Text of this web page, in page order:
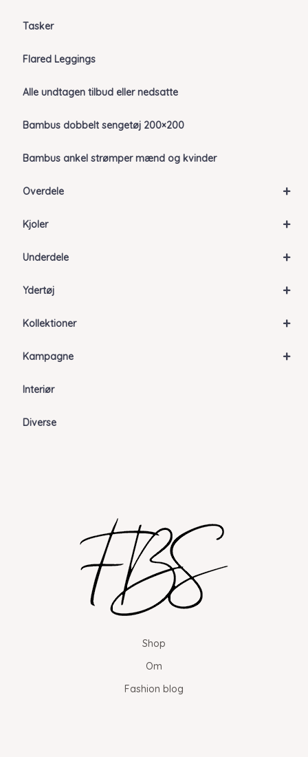
Tasker
Flared Leggings
Alle undtagen tilbud eller nedsatte
Bambus dobbelt sengetøj 200×200
Bambus ankel strømper mænd og kvinder
+
Overdele
+
Kjoler
+
Underdele
+
Ydertøj
+
Kollektioner
+
Kampagne
Interiør
Diverse
Shop
Om
Fashion blog